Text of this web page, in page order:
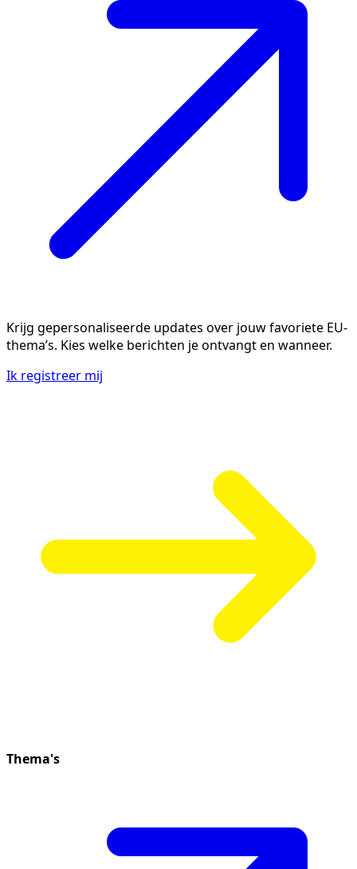
Krijg gepersonaliseerde updates over jouw favoriete EU-
thema’s. Kies welke berichten je ontvangt en wanneer.
Ik registreer mij
Thema's